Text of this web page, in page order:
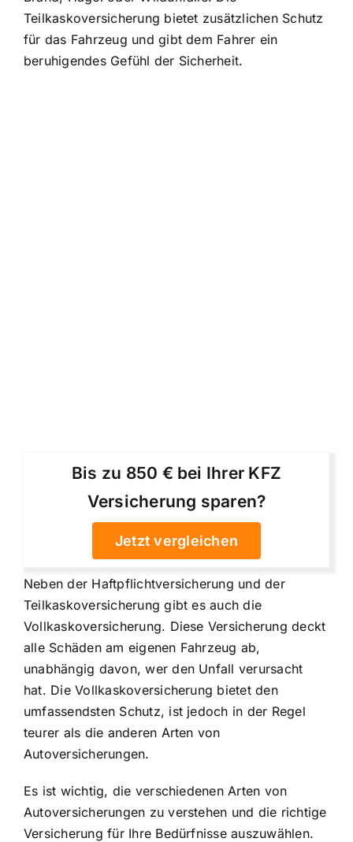
Teilkaskoversicherung bietet zusätzlichen Schutz
für das Fahrzeug und gibt dem Fahrer ein
beruhigendes Gefühl der Sicherheit.
Bis zu 850 € bei Ihrer KFZ
Versicherung sparen?
Jetzt vergleichen
Neben der Haftpflichtversicherung und der
Teilkaskoversicherung gibt es auch die
Vollkaskoversicherung. Diese Versicherung deckt
alle Schäden am eigenen Fahrzeug ab,
unabhängig davon, wer den Unfall verursacht
hat. Die Vollkaskoversicherung bietet den
umfassendsten Schutz, ist jedoch in der Regel
teurer als die anderen Arten von
Autoversicherungen.
Es ist wichtig, die verschiedenen Arten von
Autoversicherungen zu verstehen und die richtige
Versicherung für Ihre Bedürfnisse auszuwählen.